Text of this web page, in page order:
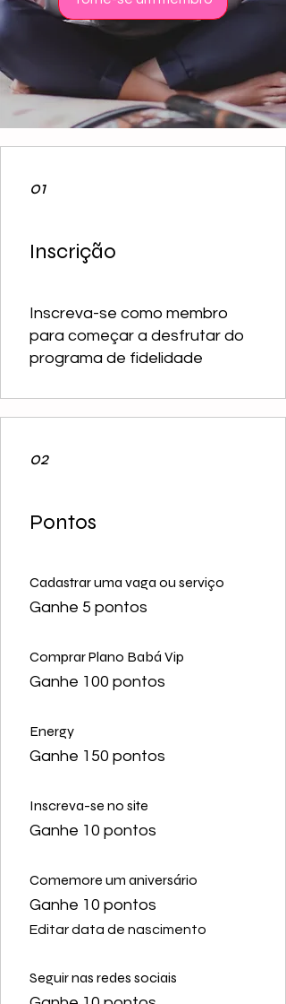
01
Inscrição
Inscreva-se como membro
para começar a desfrutar do
programa de fidelidade
02
Pontos
Cadastrar uma vaga ou serviço
Ganhe 5 pontos
Comprar Plano Babá Vip
Ganhe 100 pontos
Energy
Ganhe 150 pontos
Inscreva-se no site
Ganhe 10 pontos
Comemore um aniversário
Ganhe 10 pontos
Editar data de nascimento
Seguir nas redes sociais